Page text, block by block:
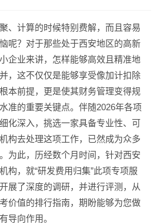
、计算的时候特别费解，而且容易
呢？对于那些处于西安地区的高新
企业来讲，怎样能够高效且精准地
，这不仅仅是能够享受像加计扣除
本前提，更是使其财务管理变得规
准的重要关键点。伴随2026年各项
化深入，挑选一家具备专业性、可
构去处理这项工作，已然成为众多
为此，历经数个月时间，针对西安
构，就“研发费用归集”此项专项服
展了深度的调研，并进行评测，从
价值的排行指南，期盼能够为您做
导向作用。